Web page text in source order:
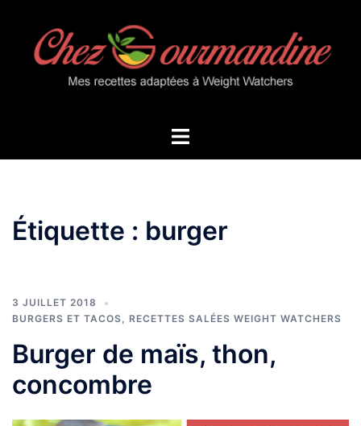
contenu
Ouvrir/fermer
Étiquette : burger
3 JUILLET 2018
BURGERS ET TACOS, RECETTES SALÉES WEIGHT WATCHERS
Burger de maïs, thon,
concombre